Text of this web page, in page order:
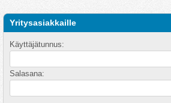
Yritysasiakkaille
Käyttäjätunnus:
Salasana: